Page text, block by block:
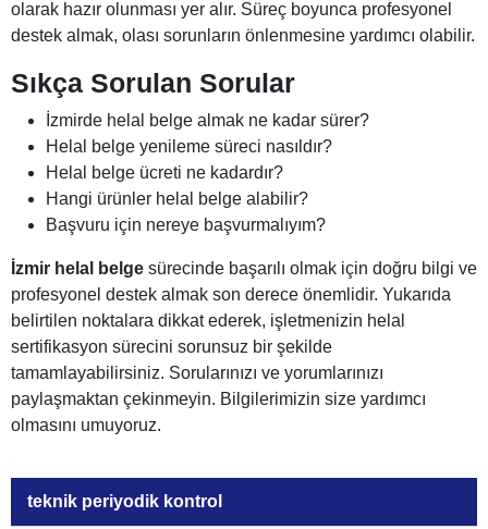
teknik periyodik kontrol
olarak hazır olunması yer alır. Süreç boyunca profesyonel
destek almak, olası sorunların önlenmesine yardımcı olabilir.
Sıkça Sorulan Sorular
İzmirde helal belge almak ne kadar sürer?
Helal belge yenileme süreci nasıldır?
Helal belge ücreti ne kadardır?
Hangi ürünler helal belge alabilir?
Başvuru için nereye başvurmalıyım?
İzmir helal belge sürecinde başarılı olmak için doğru bilgi ve
profesyonel destek almak son derece önemlidir. Yukarıda
belirtilen noktalara dikkat ederek, işletmenizin helal
sertifikasyon sürecini sorunsuz bir şekilde
tamamlayabilirsiniz. Sorularınızı ve yorumlarınızı
paylaşmaktan çekinmeyin. Bilgilerimizin size yardımcı
olmasını umuyoruz.